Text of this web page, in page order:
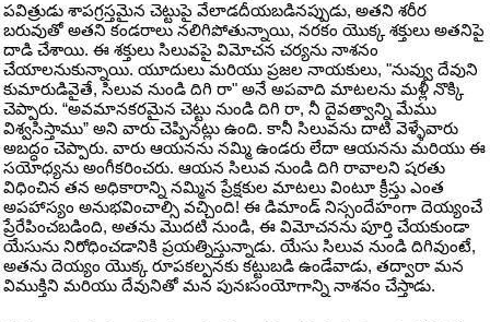
పవిత్రుడు శాపగ్రస్తమైన చెట్టుపై వేలాడదీయబడినప్పుడు, అతని శరీర
బరువుతో అతని కండరాలు నలిగిపోతున్నాయి, నరకం యొక్క శక్తులు అతనిపై
దాడి చేశాయి. ఈ శక్తులు సిలువపై విమోచన చర్యను నాశనం
చేయాలనుకున్నాయి. యూదులు మరియు ప్రజల నాయకులు, "నువ్వు దేవుని
కుమారుడివైతే, సిలువ నుండి దిగి రా" అనే అపవాది మాటలను మళ్లీ నొక్కి
చెప్పారు. “అవమానకరమైన చెట్టు నుండి దిగి రా, నీ దైవత్వాన్ని మేము
విశ్వసిస్తాము” అని వారు చెప్పినట్లు ఉంది. కానీ సిలువను దాటి వెళ్ళేవారు
అబద్ధం చెప్పారు. వారు ఆయనను నమ్మి ఉండరు లేదా ఆయనను మరియు ఈ
సయోధ్యను అంగీకరించరు. ఆయన సిలువ నుండి దిగి రావాలని షరతు
విధించిన తన అధికారాన్ని నమ్మిన ప్రేక్షకుల మాటలు వింటూ క్రీస్తు ఎంత
అపహాస్యం అనుభవించాల్సి వచ్చింది! ఈ డిమాండ్ నిస్సందేహంగా దెయ్యంచే
ప్రేరేపించబడింది, అతను మొదటి నుండి, ఈ విమోచనను పూర్తి చేయకుండా
యేసును నిరోధించడానికి ప్రయత్నిస్తున్నాడు. యేసు సిలువ నుండి దిగివుంటే,
అతను దెయ్యం యొక్క రూపకల్పనకు కట్టుబడి ఉండేవాడు, తద్వారా మన
విముక్తిని మరియు దేవునితో మన పునఃసంయోగాన్ని నాశనం చేస్తాడు.